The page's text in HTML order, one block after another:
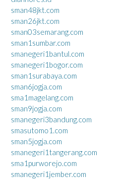
sman48jkt.com
sman26jkt.com
sman03semarang.com
sman1sumbar.com
smanegeri1bantul.com
smanegeri1bogor.com
sman1surabaya.com
sman6jogja.com
sma1magelang.com
sman9jogja.com
smanegeri3bandung.com
smasutomo1.com
sman5jogja.com
smanegeri1tangerang.com
sma1purworejo.com
smanegeri1jember.com